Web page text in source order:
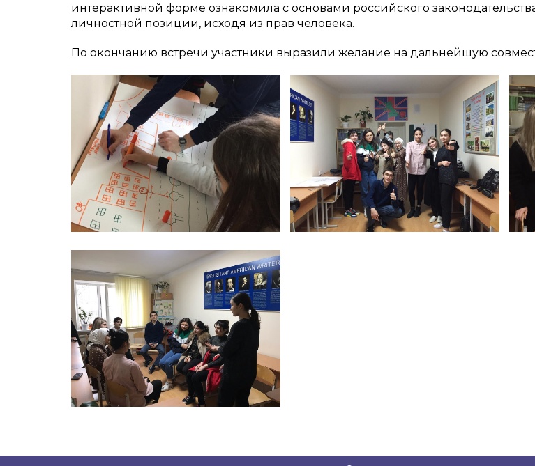
интерактивной форме ознакомила с основами российского
личностной позиции, исходя из прав человека.
По окончанию встречи участники выразили желание на дальнейшую